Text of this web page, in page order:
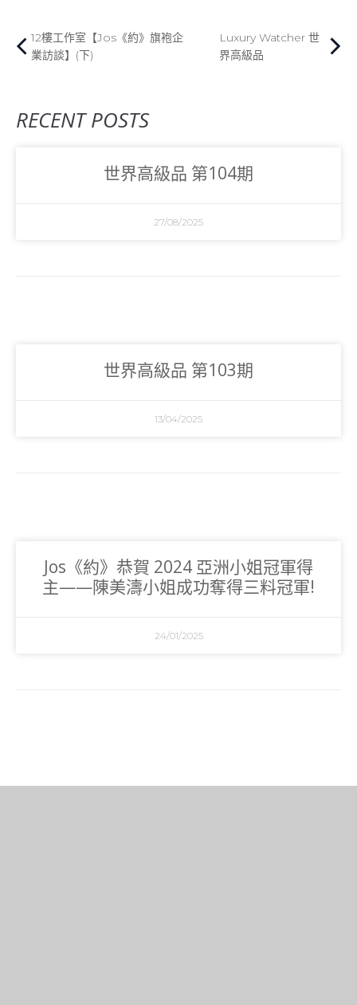
12樓工作室【Jos《約》旗袍企
業訪談】(下)
Luxury Watcher 世
界高級品
RECENT POSTS
世界高級品 第104期
27/08/2025
世界高級品 第103期
13/04/2025
Jos《約》恭賀 2024 亞洲小姐冠軍得
主——陳美濤小姐成功奪得三料冠軍!
24/01/2025